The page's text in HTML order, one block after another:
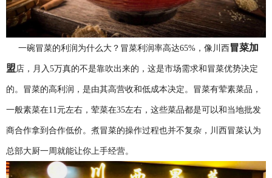
一碗冒菜的利润为什么大？冒菜利润率高达65%，像川西冒菜加
盟 店，月入 5万真的不是靠吹出来的，这是市场需求和冒菜优势决定
的。冒菜的高利润，是由其高营收和低成本决定。冒菜有荤素菜品，
一般素菜在11元左右，荤菜在35左右，这些菜品都是可以和当地批发
商合作拿到合作低价。煮冒菜的操作过程也并不复杂，川西冒菜认为
总部大厨一周就能让你上手经营。